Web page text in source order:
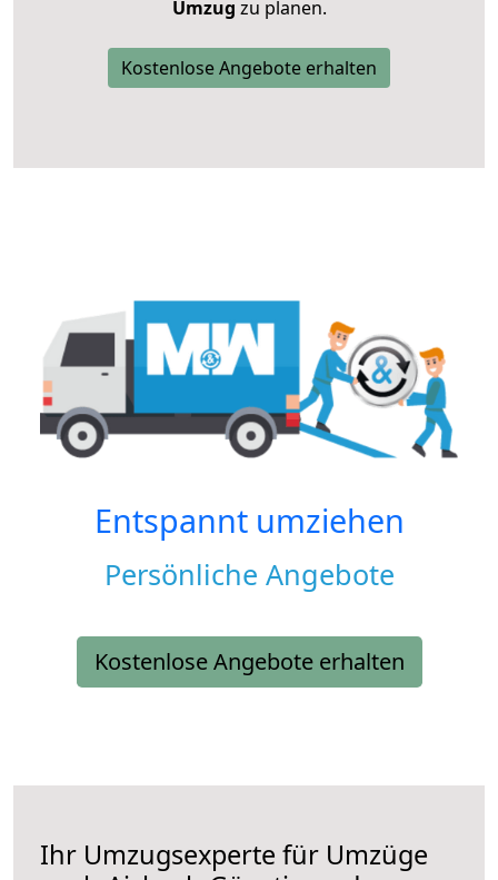
Umzug zu planen.
Kostenlose Angebote erhalten
Entspannt umziehen
Persönliche Angebote
Kostenlose Angebote erhalten
Ihr Umzugsexperte für Umzüge